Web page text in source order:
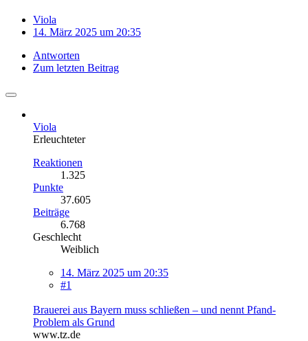
Viola
14. März 2025 um 20:35
Antworten
Zum letzten Beitrag
Viola
Erleuchteter
Reaktionen
1.325
Punkte
37.605
Beiträge
6.768
Geschlecht
Weiblich
14. März 2025 um 20:35
#1
Brauerei aus Bayern muss schließen – und nennt Pfand-
Problem als Grund
www.tz.de